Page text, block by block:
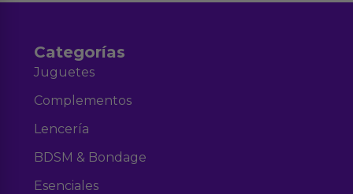
Categorías
Juguetes
Complementos
Lencería
BDSM & Bondage
Esenciales